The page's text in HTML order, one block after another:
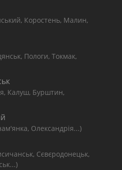
Коростень, Малин,
Пологи, Токмак,
Калуш, Бурштин,
Олександрія...)
Сєвєродонецьк,